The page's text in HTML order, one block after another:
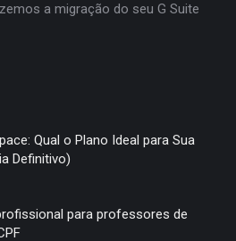
a migração do seu G Suite
Qual o Plano Ideal para Sua
Definitivo)
para professores de